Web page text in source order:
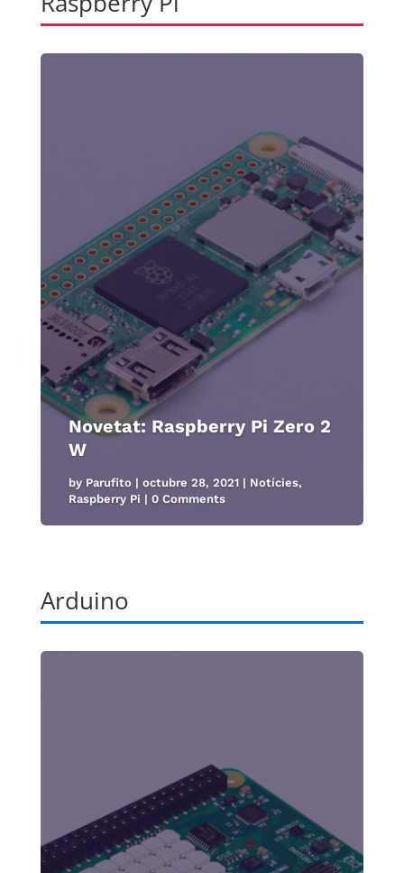
Novetat: Raspberry Pi Zero 2
W
by Parufito |octubre 28, 2021 | Notícies,
Raspberry Pi | 0 Comments
Arduino